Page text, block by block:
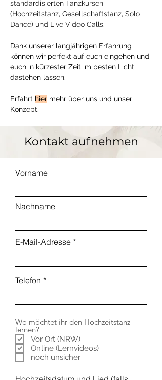
standardisierten Tanzkursen
(Hochzeitstanz, Gesellschaftstanz, Solo
Dance) und Live Video Calls.
Dank unserer langjährigen Erfahrung
können wir perfekt auf euch eingehen und
euch in kürzester Zeit im besten Licht
dastehen lassen.
Erfahrt hier mehr über uns und unser
Konzept.
Kontakt aufnehmen
Vorname
Nachname
E-Mail-Adresse
Telefon
Wo möchtet ihr den Hochzeitstanz
lernen?
Vor Ort (NRW)
Online (Lernvideos)
noch unsicher